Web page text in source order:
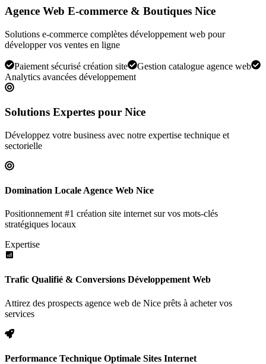
Agence Web E-commerce & Boutiques Nice
Solutions e-commerce complètes développement web pour
développer vos ventes en ligne
Paiement sécurisé création site
Gestion catalogue agence web
Analytics avancées développement
Solutions Expertes pour Nice
Développez votre business avec notre expertise technique et
sectorielle
Domination Locale Agence Web Nice
Positionnement #1 création site internet sur vos mots-clés
stratégiques locaux
Expertise
Trafic Qualifié & Conversions Développement Web
Attirez des prospects agence web de Nice prêts à acheter vos
services
Performance Technique Optimale Sites Internet